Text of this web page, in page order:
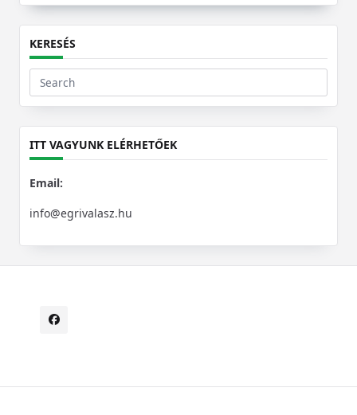
KERESÉS
Search
for:
ITT VAGYUNK ELÉRHETŐEK
Email:
info@egrivalasz.hu